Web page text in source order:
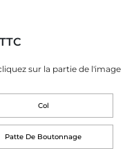
TTC
sur la partie de l'image
Col
Patte De Boutonnage